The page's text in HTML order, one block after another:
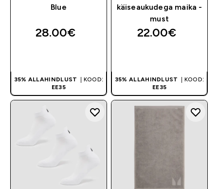
Blue
28.00€‎
35% ALLAHINDLUST
| KOOD:
EE35
käiseaukudega maika -
must
22.00€‎
35% ALLAHINDLUST
| KOOD:
EE35